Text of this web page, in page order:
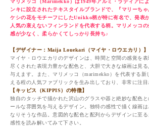
ンキに設立されたテキスタイルブランドで、『マリーちゃ
ケシの花をモチーフにしたUnikko柄が特に有名で、発表
人気の衰えないフィンランドを代表する柄。マリメッコ
感が少なく、柔らかくてしっかり長持ち♪
【デザイナー：Maija Louekari（マイヤ・ロウエカリ）】
マイヤ・ロウエカリのデザインは、時間と空間の感覚を
尽くされた表現力豊かな配色と、大胆で大きな線画は見
与えます。また、マリメッコ（marimekko）を代表する新
える程の人気ファブリックを生み出しており、非常に注目
【キッピス（KIPPIS）の特徴】
独自のタッチで描かれた沢山のグラスや器と絶妙な配色
ールな雰囲気を与えるデザイン。独特の感性で描く線画
なりそうな作品。意図的な配色と配列からデザインに至
感性を読み解いてみて下さい。